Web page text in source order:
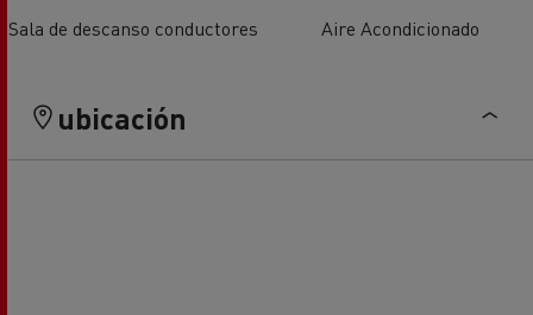
Sala de descanso conductores Aire Acondicionado
ubicación